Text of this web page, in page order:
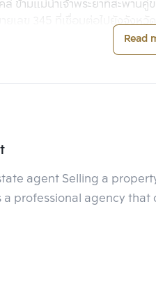
ล่ ข้ามแม่น้ำเจ้าพระยาที่สะพา
ยเลข 345 ที่เชื่อมต่อไปยังจังห
ทางด้วย BTS และ MRT
สงบท่ามกลางความวุ่นวาย
ชุมชนที่เก่าแก่ ทำให้ย่านนี้ยัง
ะเน้นไปทางแหล่งท่องเที่ยว ไ
ห้ย่านนี้เหมาะอย่างมากสำหรับ
Read
agent Selling a
a professional agency